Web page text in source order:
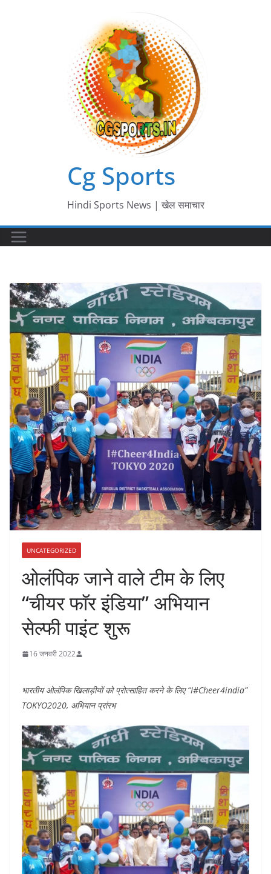
Cg Sports
Hindi Sports News | खेल समाचार
UNCATEGORIZED
ओलंपिक जाने वाले टीम के लिए
“चीयर फाॅर इंडिया” अभियान
सेल्फी पाइंट शुरू
16 जनवरी 2022
भारतीय ओलंपिक खिलाड़ीयों को प्रोत्साहित करने के लिए “I#Cheer4india”
TOKYO2020, अभियान प्रांरभ